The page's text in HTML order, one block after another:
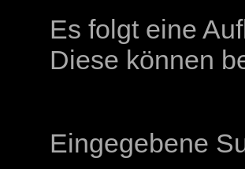
Es folgt eine
Diese können
Eingegebene